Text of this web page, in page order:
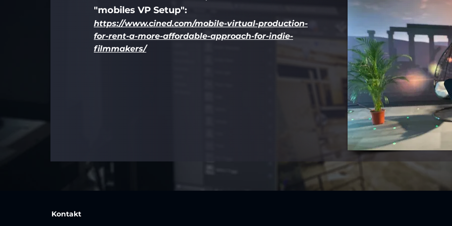
"mobiles VP Setup":
https://www.cined.com/mobile-virtual-production-
for-rent-a-more-affordable-approach-for-indie-
filmmakers/
Kontakt